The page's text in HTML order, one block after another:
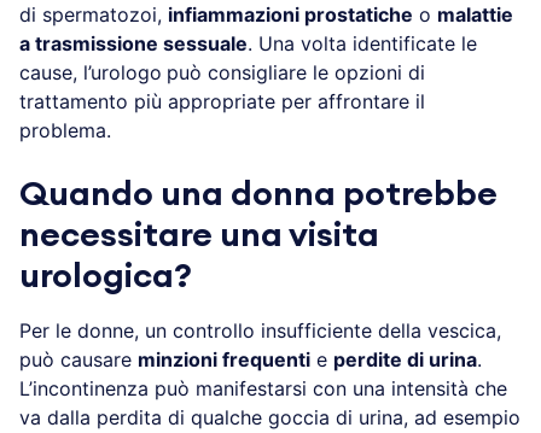
di spermatozoi, infiammazioni prostatiche o malattie
a trasmissione sessuale. Una volta identificate le
cause, l’urologo può consigliare le opzioni di
trattamento più appropriate per affrontare il
problema.
Quando una donna potrebbe
necessitare una visita
urologica?
Per le donne, un controllo insufficiente della vescica,
può causare minzioni frequenti e perdite di urina.
L’incontinenza può manifestarsi con una intensità che
va dalla perdita di qualche goccia di urina, ad esempio